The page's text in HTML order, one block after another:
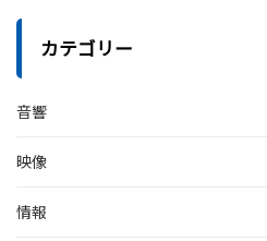
カテゴリー
音響
映像
情報